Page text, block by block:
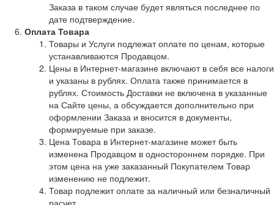
Заказа в таком случае будет являться последнее по
дате подтверждение.
Оплата Товара
Товары и Услуги подлежат оплате по ценам, которые
устанавливаются Продавцом.
Цены в Интернет-магазине включают в себя все налоги
и указаны в рублях. Оплата также принимается в
рублях. Стоимость Доставки не включена в указанные
на Сайте цены, а обсуждается дополнительно при
оформлении Заказа и вносится в документы,
формируемые при заказе.
Цена Товара в Интернет-магазине может быть
изменена Продавцом в одностороннем порядке. При
этом цена на уже заказанный Покупателем Товар
изменению не подлежит.
Товар подлежит оплате за наличный или безналичный
расчет.